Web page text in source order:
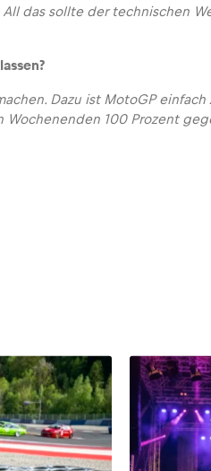
All das sollte der technischen
Dazu ist MotoGP
100 Prozent